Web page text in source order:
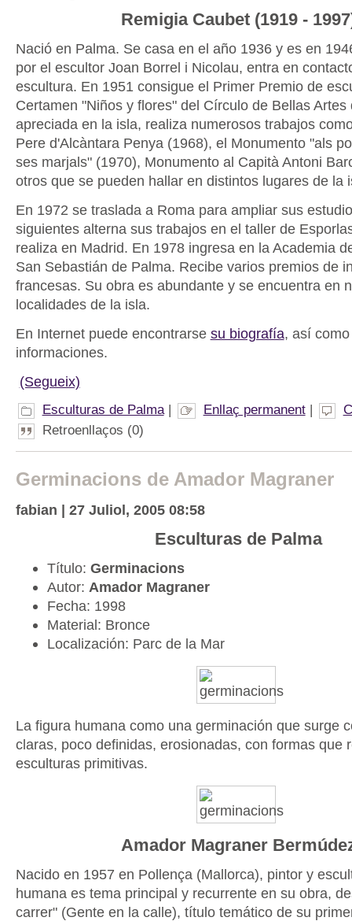
Remigia Caubet (1919 -
Nació en Palma. Se casa en el año 1936 y es en
por el escultor Joan Borrel i Nicolau, entra en
escultura. En 1951 consigue el Primer Premio de
Certamen "Niños y flores" del Círculo de Bellas Artes
apreciada en la isla, realiza numerosos trabajos
Pere d'Alcàntara Penya (1968), el Monumento "als
ses marjals" (1970), Monumento al Capità Antoni
otros que se pueden hallar en distintos lugares de la
En 1972 se traslada a Roma para ampliar sus
siguientes alterna sus trabajos en el taller de
realiza en Madrid. En 1978 ingresa en la Academia
San Sebastián de Palma. Recibe varios premios de
francesas. Su obra es abundante y se encuentra en
localidades de la isla.
En Internet puede encontrarse su biografía, así
informaciones.
(Segueix)
Esculturas de Palma| Enllaç permanent|
Retroenllaços (0)
Germinacions de Amador Magraner
fabian | 27 Juliol, 2005 08:58
Esculturas de Palma
Título: Germinacions
Autor: Amador Magraner
Fecha: 1998
Material: Bronce
Localización: Parc de la Mar
La figura humana como una germinación que surge
claras, poco definidas, erosionadas, con formas que
esculturas primitivas.
Amador Magraner
Nacido en 1957 en Pollença (Mallorca), pintor y
humana es tema principal y recurrente en su obra,
carrer" (Gente en la calle), título temático de su